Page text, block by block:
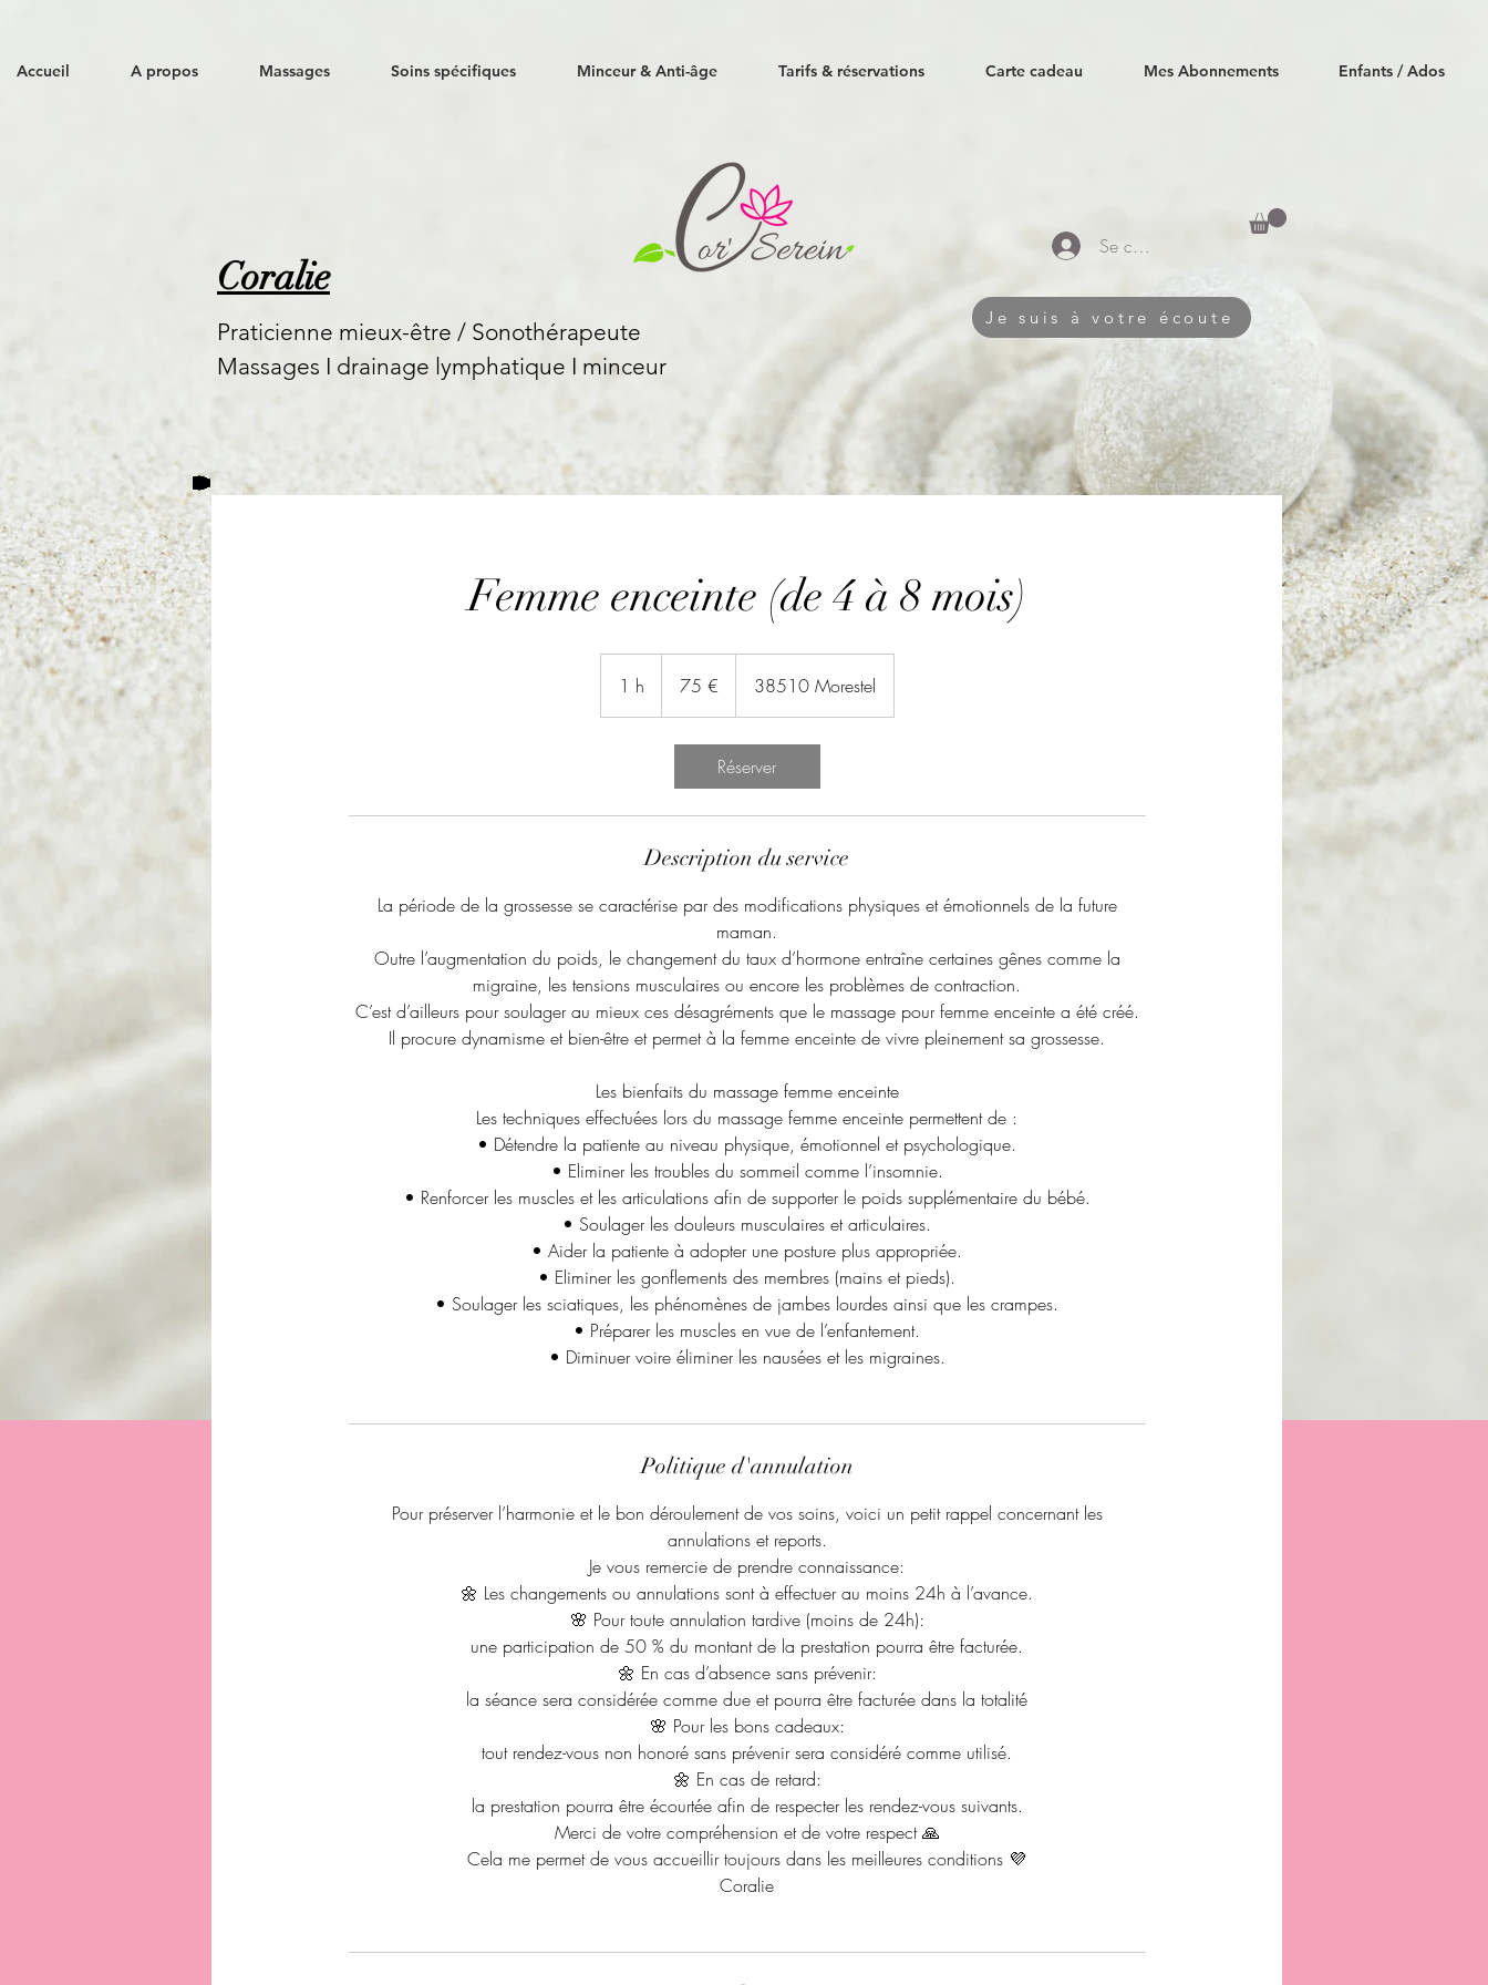
Coralie
Praticienne mieux-être / Sonothérapeute
Massages I drainage lymphatique I minceur
Je suis à votre écoute
Accueil A propos Massages Soins spécifiques Minceur & Anti-âge Tarifs & réservations Carte cadeau Mes Abonnements Enfants / Ados
Se connecter
Femme enceinte (de 4 à 8 mois)
1 h 75 € 38510 Morestel
Réserver
Description du service
La période de la grossesse se caractérise par des modifications physiques et émotionnels de la future
maman.
Outre l’augmentation du poids, le changement du taux d’hormone entraîne certaines gênes comme la
migraine, les tensions musculaires ou encore les problèmes de contraction.
C’est d’ailleurs pour soulager au mieux ces désagréments que le massage pour femme enceinte a été créé.
Il procure dynamisme et bien-être et permet à la femme enceinte de vivre pleinement sa grossesse.
Les bienfaits du massage femme enceinte
Les techniques effectuées lors du massage femme enceinte permettent de :
• Détendre la patiente au niveau physique, émotionnel et psychologique.
• Eliminer les troubles du sommeil comme l’insomnie.
• Renforcer les muscles et les articulations afin de supporter le poids supplémentaire du bébé.
• Soulager les douleurs musculaires et articulaires.
• Aider la patiente à adopter une posture plus appropriée.
• Eliminer les gonflements des membres (mains et pieds).
• Soulager les sciatiques, les phénomènes de jambes lourdes ainsi que les crampes.
• Préparer les muscles en vue de l’enfantement.
• Diminuer voire éliminer les nausées et les migraines.
Politique d'annulation
Pour préserver l’harmonie et le bon déroulement de vos soins, voici un petit rappel concernant les
annulations et reports.
Je vous remercie de prendre connaissance:
🌼 Les changements ou annulations sont à effectuer au moins 24h à l’avance.
🌸 Pour toute annulation tardive (moins de 24h):
une participation de 50 % du montant de la prestation pourra être facturée.
🌼 En cas d’absence sans prévenir:
la séance sera considérée comme due et pourra être facturée dans la totalité
🌸 Pour les bons cadeaux:
tout rendez-vous non honoré sans prévenir sera considéré comme utilisé.
🌼 En cas de retard:
la prestation pourra être écourtée afin de respecter les rendez-vous suivants.
Merci de votre compréhension et de votre respect 🙏
Cela me permet de vous accueillir toujours dans les meilleures conditions 💜
Coralie